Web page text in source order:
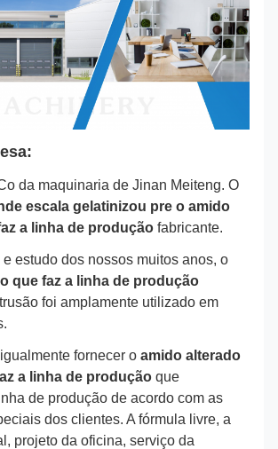
da maquinaria de Jinan Meiteng. O
escala gelatinizou pre o amido
a linha de produção fabricante.
estudo dos nossos muitos anos, o
que faz a linha de produção
foi amplamente utilizado em
fornecer o amido alterado
a linha de produção que
de produção de acordo com as
dos clientes. A fórmula livre, a
projeto da oficina, serviço da